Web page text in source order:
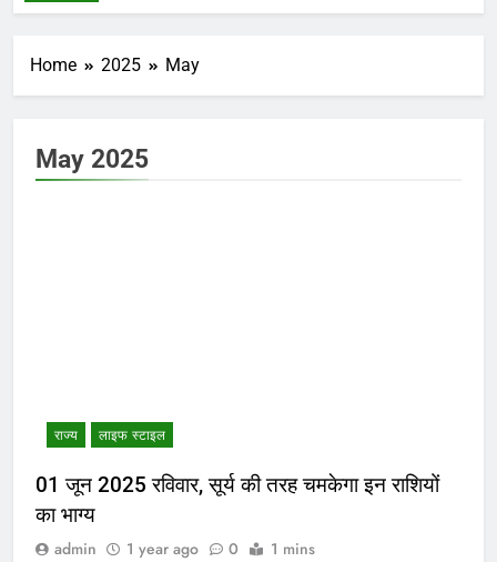
Home 2025 May
May 2025
राज्य लाइफ स्टाइल
01 जून 2025 रविवार, सूर्य की तरह चमकेगा इन राशियों
का भाग्य
admin 1 year ago 0 1 mins